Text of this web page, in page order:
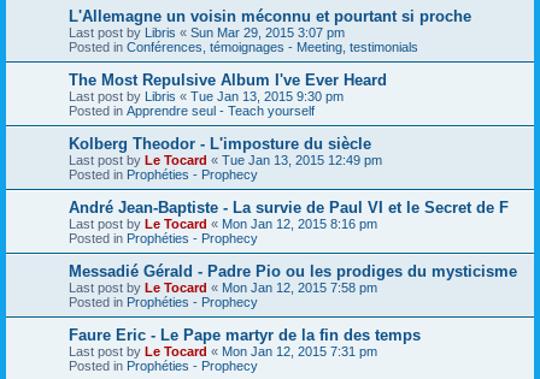
L'Allemagne un voisin méconnu et pourtant si proche
Last post by Libris « Sun Mar 29, 2015 3:07 pm
Posted in Conférences, témoignages - Meeting, testimonials
The Most Repulsive Album I've Ever Heard
Last post by Libris « Tue Jan 13, 2015 9:30 pm
Posted in Apprendre seul - Teach yourself
Kolberg Theodor - L'imposture du siècle
Last post by Le Tocard « Tue Jan 13, 2015 12:49 pm
Posted in Prophéties - Prophecy
André Jean-Baptiste - La survie de Paul VI et le Secret de F
Last post by Le Tocard « Mon Jan 12, 2015 8:16 pm
Posted in Prophéties - Prophecy
Messadié Gérald - Padre Pio ou les prodiges du mysticisme
Last post by Le Tocard « Mon Jan 12, 2015 7:58 pm
Posted in Prophéties - Prophecy
Faure Eric - Le Pape martyr de la fin des temps
Last post by Le Tocard « Mon Jan 12, 2015 7:31 pm
Posted in Prophéties - Prophecy